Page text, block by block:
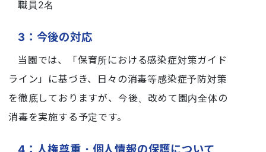
職員2名
3：今後の対応
当園では、「保育所における感染症対策ガイド
ライン」に基づき、日々の消毒等感染症予防対策
を徹底しておりますが、今後、改めて園内全体の
消毒を実施する予定です。
4：人権尊重・個人情報の保護について